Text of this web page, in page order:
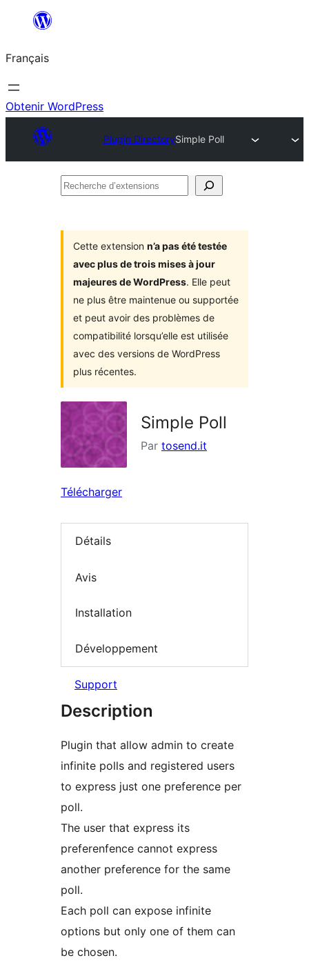
contenu
Français
Obtenir WordPress
Plugin DirectorySimple Poll
Recherche
Cette extension n’a pas été testée
avec plus de trois mises à jour
majeures de WordPress. Elle peut
ne plus être maintenue ou supportée
et peut avoir des problèmes de
compatibilité lorsqu’elle est utilisée
avec des versions de WordPress
plus récentes.
Simple Poll
Par tosend.it
Télécharger
Détails
Avis
Installation
Développement
Support
Description
Plugin that allow admin to create
infinite polls and registered users
to express just one preference per
poll.
The user that express its
preferenfence cannot express
another preference for the same
poll.
Each poll can expose infinite
options but only one of them can
be chosen.